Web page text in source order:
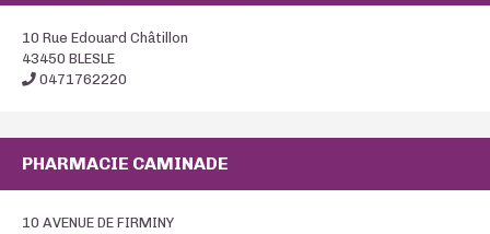
10 Rue Edouard Châtillon
43450 BLESLE
0471762220
PHARMACIE CAMINADE
10 AVENUE DE FIRMINY